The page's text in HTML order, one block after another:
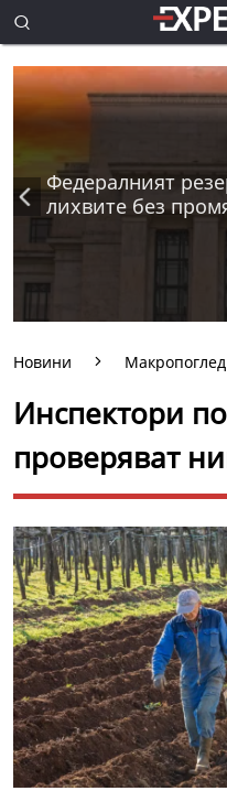
Федералният
лихвите без
Новини Макропоглед
Инспектори
проверяват